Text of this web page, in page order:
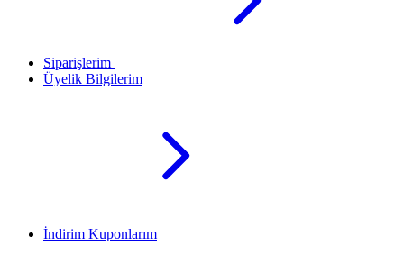
Siparişlerim
Üyelik Bilgilerim
İndirim Kuponlarım